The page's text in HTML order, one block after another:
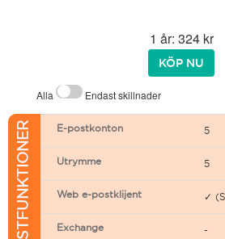
1 år: 324 kr
KÖP NU
Alla Endast skillnader
E-POSTFUNKTIONER E-postkonton 5
Utrymme 5
Web e-postklijent ✓
Exchange -